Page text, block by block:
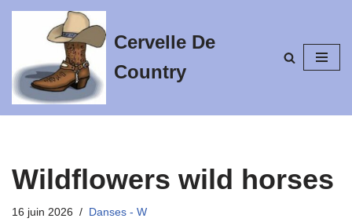
contenu
Cervelle De
Country
Wildflowers wild horses
16 juin 2026 Danses - W